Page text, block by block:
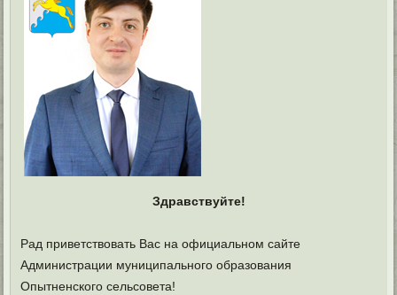
Здравствуйте!
Рад приветствовать Вас на официальном сайте
Администрации муниципального образования
Опытненского сельсовета!